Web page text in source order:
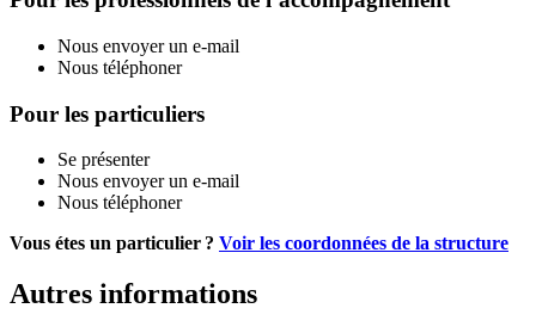
Nous envoyer un e-mail
Nous téléphoner
Pour les particuliers
Se présenter
Nous envoyer un e-mail
Nous téléphoner
Vous étes un particulier ? Voir les coordonnées de la structure
Autres informations